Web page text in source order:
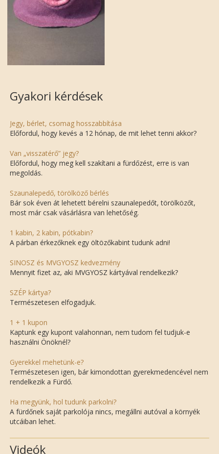
Gyakori kérdések
Jegy, bérlet, csomag hosszabbítása
Előfordul, hogy kevés a 12 hónap, de mit lehet tenni akkor?
Van „visszatérő” jegy?
Előfordul, hogy meg kell szakítani a fürdőzést, erre is van
megoldás.
Szaunalepedő, törölköző bérlés
Bár sok éven át lehetett bérelni szaunalepedőt, törölközőt,
most már csak vásárlásra van lehetőség.
1 kabin, 2 kabin, pótkabin?
A párban érkezőknek egy öltözőkabint tudunk adni!
SINOSZ és MVGYOSZ kedvezmény
Mennyit fizet az, aki MVGYOSZ kártyával rendelkezik?
SZÉP kártya?
Természetesen elfogadjuk.
1 + 1 kupon
Kaptunk egy kupont valahonnan, nem tudom fel tudjuk-e
használni Önöknél?
Gyerekkel mehetünk-e?
Természetesen igen, bár kimondottan gyerekmedencével nem
rendelkezik a Fürdő.
Ha megyünk, hol tudunk parkolni?
A fürdőnek saját parkolója nincs, megállni autóval a környék
utcáiban lehet.
Videók